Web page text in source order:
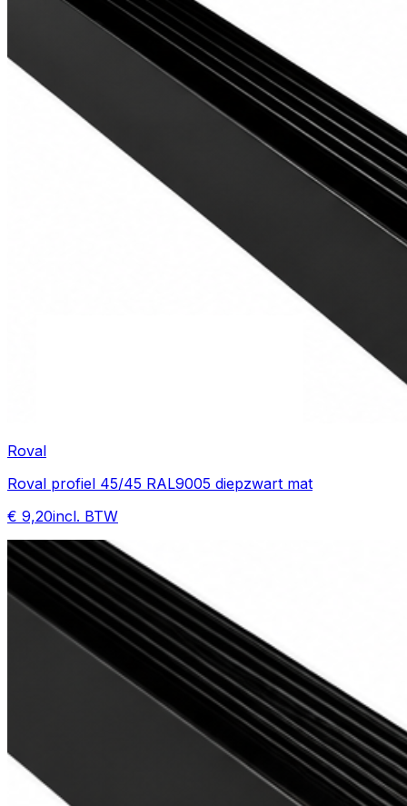
Roval
Roval profiel 45/45 RAL9005 diepzwart mat
€ 9,20incl. BTW